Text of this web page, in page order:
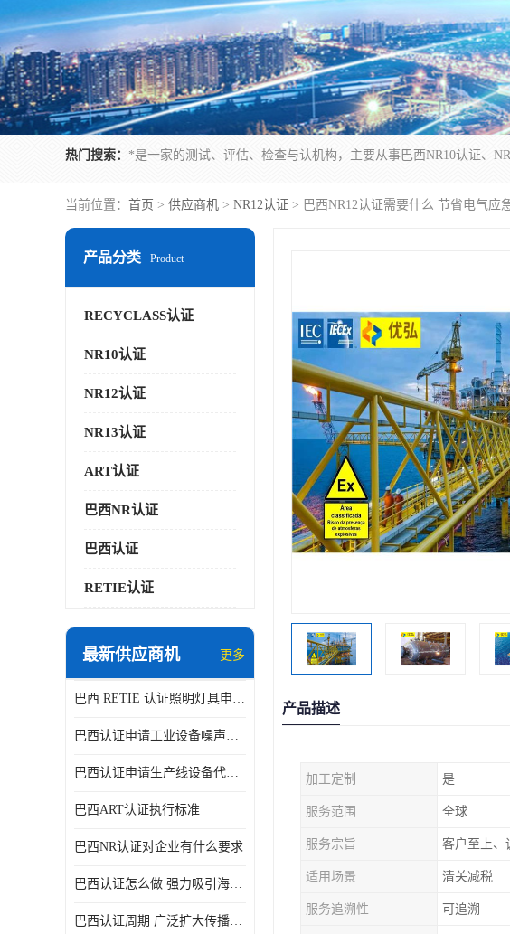
热门搜索：
当前位置： 首页 > 供应商机 > NR12认证 > 巴西NR12认证需要什么 节省电气应
产品分类 Product
RECYCLASS认证
NR10认证
NR12认证
NR13认证
ART认证
巴西NR认证
巴西认证
RETIE认证
最新供应商机 更多
巴西 RETIE 认证照明灯具申请 RETIE 认证
巴西认证申请工业设备噪声控制认证规范
巴西认证申请生产线设备代理机构选择
巴西ART认证执行标准
巴西NR认证对企业有什么要求
巴西认证怎么做 强力吸引海外投资
巴西认证周期 广泛扩大传播范围
产品描述
加工定制 是
服务范围 全球
服务宗旨 客户至上、
适用场景 清关减税
服务追溯性 可追溯